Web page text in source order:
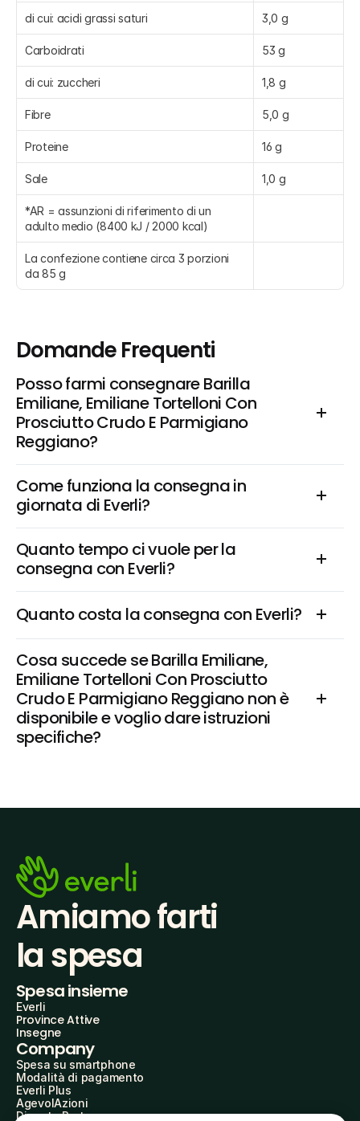
di cui: acidi grassi saturi 3,0 g
Carboidrati 53 g
di cui: zuccheri 1,8 g
Fibre 5,0 g
Proteine 16 g
Sale 1,0 g
*AR = assunzioni di riferimento di un
adulto medio (8400 kJ / 2000 kcal)
La confezione contiene circa 3 porzioni
da 85 g
Domande Frequenti
Posso farmi consegnare Barilla
Emiliane, Emiliane Tortelloni Con
Prosciutto Crudo E Parmigiano
Reggiano?
Come funziona la consegna in
giornata di Everli?
Quanto tempo ci vuole per la
consegna con Everli?
Quanto costa la consegna con Everli?
Cosa succede se Barilla Emiliane,
Emiliane Tortelloni Con Prosciutto
Crudo E Parmigiano Reggiano non è
disponibile e voglio dare istruzioni
specifiche?
Amiamo farti
la spesa
Spesa insieme
Everli
Province Attive
Insegne
Company
Spesa su smartphone
Modalità di pagamento
Everli Plus
AgevolAzioni
Diventa Partner